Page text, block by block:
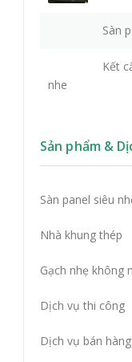
Sàn
Kết
nhe
Sản phẩm &
Sàn panel siêu
Nhà khung thép
Gạch nhẹ không
Dịch vụ thi công
Dịch vụ bán hàng